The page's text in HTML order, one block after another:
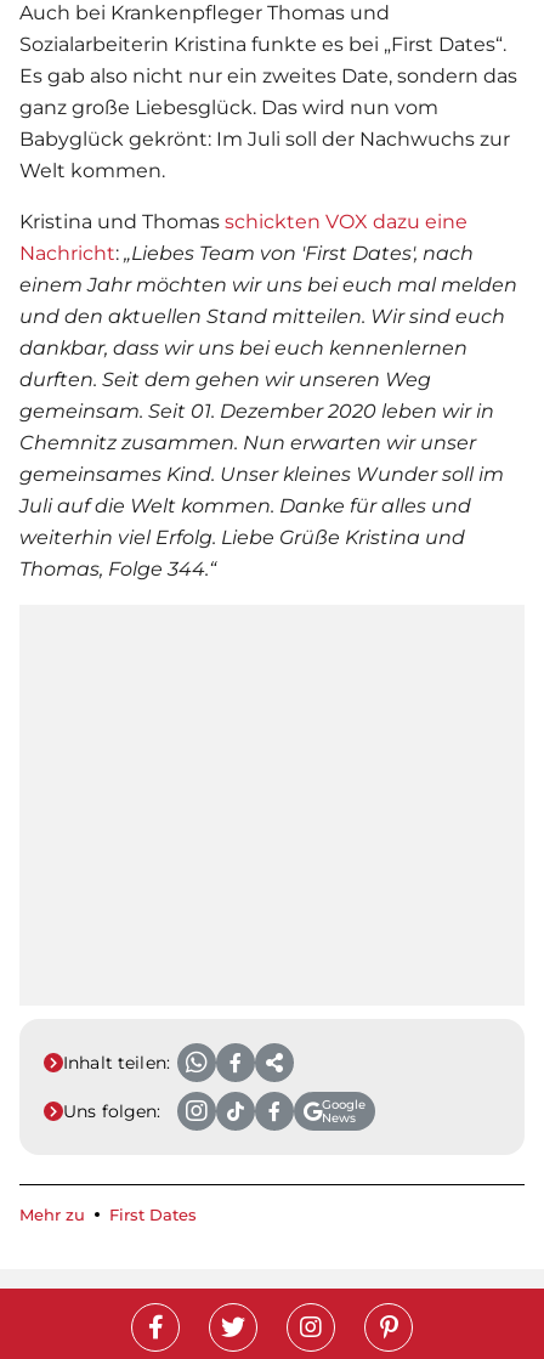
Auch bei Krankenpfleger Thomas und
Sozialarbeiterin Kristina funkte es bei „First Dates“.
Es gab also nicht nur ein zweites Date, sondern das
ganz große Liebesglück. Das wird nun vom
Babyglück gekrönt: Im Juli soll der Nachwuchs zur
Welt kommen.
Kristina und Thomas schickten VOX dazu eine
Nachricht: „Liebes Team von 'First Dates', nach
einem Jahr möchten wir uns bei euch mal melden
und den aktuellen Stand mitteilen. Wir sind euch
dankbar, dass wir uns bei euch kennenlernen
durften. Seit dem gehen wir unseren Weg
gemeinsam. Seit 01. Dezember 2020 leben wir in
Chemnitz zusammen. Nun erwarten wir unser
gemeinsames Kind. Unser kleines Wunder soll im
Juli auf die Welt kommen. Danke für alles und
weiterhin viel Erfolg. Liebe Grüße Kristina und
Thomas, Folge 344.“
Inhalt teilen:
Uns folgen:
Google
News
Mehr zu First Dates